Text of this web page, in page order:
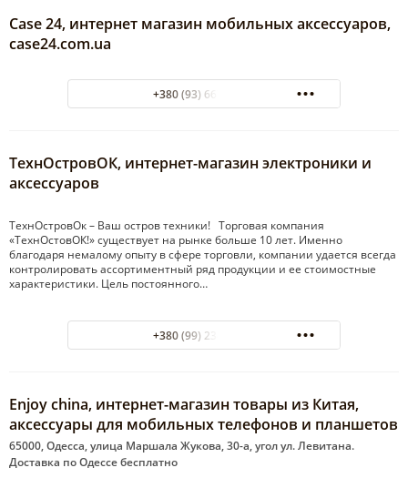
Case 24, интернет магазин мобильных аксессуаров,
case24.com.ua
+380 (93) 667-71-11
ТехнОстровОК, интернет-магазин электроники и
аксессуаров
ТехнОстровОк – Ваш остров техники! Торговая компания
«ТехнОстовОК!» существует на рынке больше 10 лет. Именно
благодаря немалому опыту в сфере торговли, компании удается всегда
контролировать ассортиментный ряд продукции и ее стоимостные
характеристики. Цель постоянного…
+380 (99) 234-24-83
Enjoy china, интернет-магазин товары из Китая,
аксессуары для мобильных телефонов и планшетов
65000, Одесса, улица Маршала Жукова, 30-а, угол ул. Левитана.
Доставка по Одессе бесплатно